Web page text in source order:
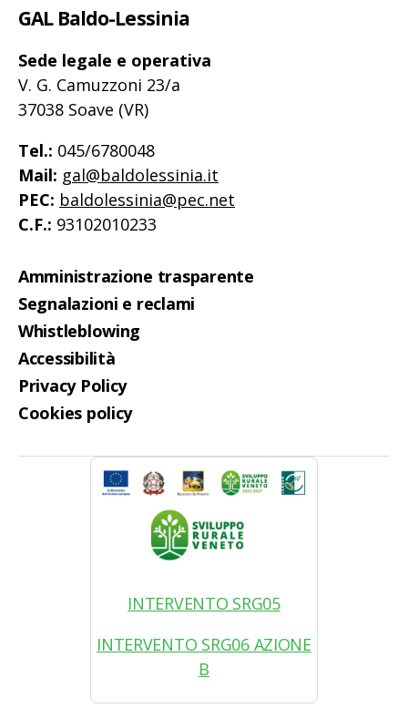
GAL Baldo-Lessinia
Sede legale e operativa
V. G. Camuzzoni 23/a
37038 Soave (VR)
Tel.: 045/6780048
Mail: gal@baldolessinia.it
PEC: baldolessinia@pec.net
C.F.: 93102010233
Amministrazione trasparente
Segnalazioni e reclami
Whistleblowing
Accessibilità
Privacy Policy
Cookies policy
INTERVENTO SRG05
INTERVENTO SRG06 AZIONE
B